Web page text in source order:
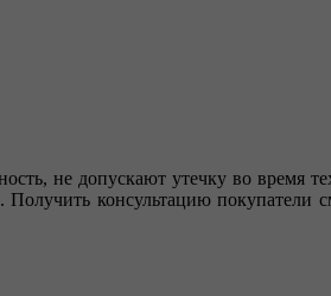
не допускают утечку во время
консультацию